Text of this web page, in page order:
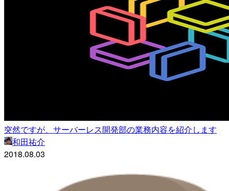
突然ですが、サーバーレス開発部の業務内容を紹介します
和田祐介
2018.08.03